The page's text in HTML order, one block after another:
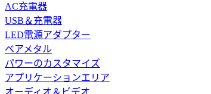
AC充電器
USB＆充電器
LED電源アダプター
ベアメタル
パワーのカスタマイズ
アプリケーションエリア
オーディオ＆ビデオ